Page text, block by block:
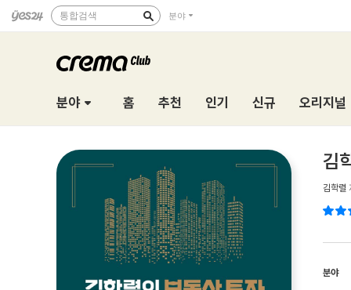
통합검색 분야
분야 홈 추천 인기 신규 오리지널
김
김학렬
분야